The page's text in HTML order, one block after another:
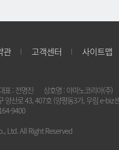
관 고객센터 사이트맵
표 : 전명진 상호명 : 아마노코리아(주)
양산로 43, 407호 (양평동3가, 우림 e-biz
9400
Ltd. All Right Reserved